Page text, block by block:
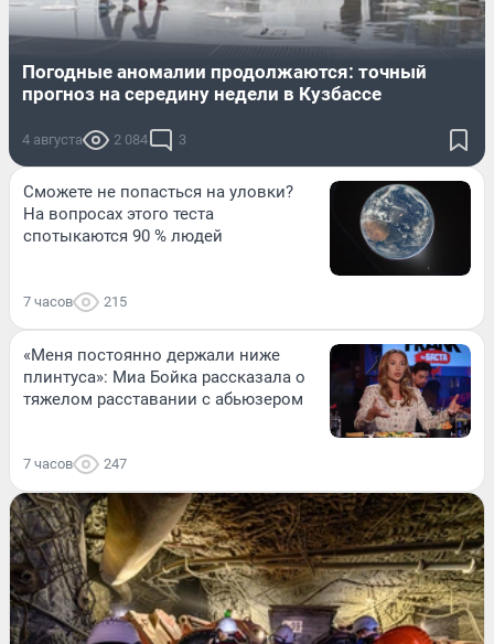
Погодные аномалии продолжаются: точный
прогноз на середину недели в Кузбассе
4 августа 2 084 3
Сможете не попасться на уловки?
На вопросах этого теста
спотыкаются 90 % людей
7 часов 215
«Меня постоянно держали ниже
плинтуса»: Миа Бойка рассказала о
тяжелом расставании с абьюзером
7 часов 247